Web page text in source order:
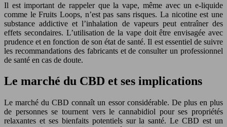
Il est important de rappeler que la vape, même avec un e-liquide
comme le Fruits Loops, n’est pas sans risques. La nicotine est une
substance addictive et l’inhalation de vapeurs peut entraîner des
effets secondaires. L’utilisation de la vape doit être envisagée avec
prudence et en fonction de son état de santé. Il est essentiel de suivre
les recommandations des fabricants et de consulter un professionnel
de santé en cas de doute.
Le marché du CBD et ses implications
Le marché du CBD connaît un essor considérable. De plus en plus
de personnes se tournent vers le cannabidiol pour ses propriétés
relaxantes et ses bienfaits potentiels sur la santé. Le CBD est un